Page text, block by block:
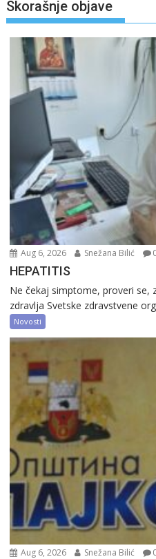
Skorašnje objave
Aug 6, 2026 Snežana Bilić
HEPATITIS
Ne čekaj simptome, proveri se,
zdravlja Svetske zdravstvene
Novosti
Aug 6, 2026 Snežana Bilić